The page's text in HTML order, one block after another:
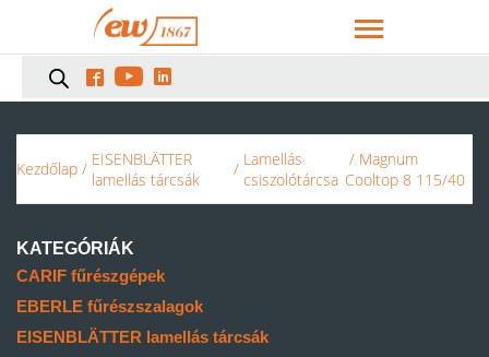
  
Kezdőlap / EISENBLÄTTER
lamellás tárcsák
/ Lamellás
csiszolótárcsa
/ Magnum
Cooltop 8 115/40
KATEGÓRIÁK
CARIF fűrészgépek
EBERLE fűrészszalagok
EISENBLÄTTER lamellás tárcsák